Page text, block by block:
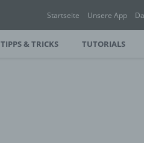
Startseite Unsere App
TIPPS & TRICKS TUTORIALS